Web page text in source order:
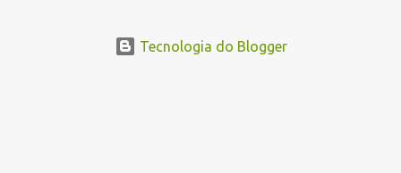
Tecnologia do Blogger